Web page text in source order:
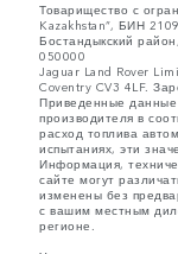
Товарищество с
Kazakhstan”, БИН
Бостандыкский
050000
Jaguar Land Rover
Coventry CV3 4LF.
Приведенные данные
производителя в
расход топлива
испытаниях, эти
Информация,
сайте могут
изменены без
с вашим местным
регионе.